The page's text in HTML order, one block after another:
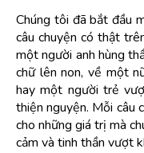
Chúng tôi đã bắt đầu
câu chuyện có thật
một người anh hùng
chữ lên non, về một
hay một người trẻ
thiện nguyện. Mỗi câu
cho những giá trị mà
cảm và tinh thần vượt